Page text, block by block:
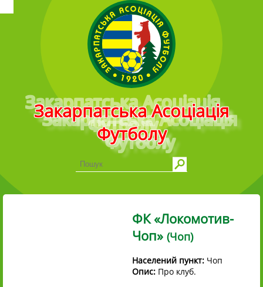
Головне меню
Закарпатська Асоціація
Футболу
ФК «Локомотив-
Чоп» (Чоп)
Населений пункт: Чоп
Опис: Про клуб.